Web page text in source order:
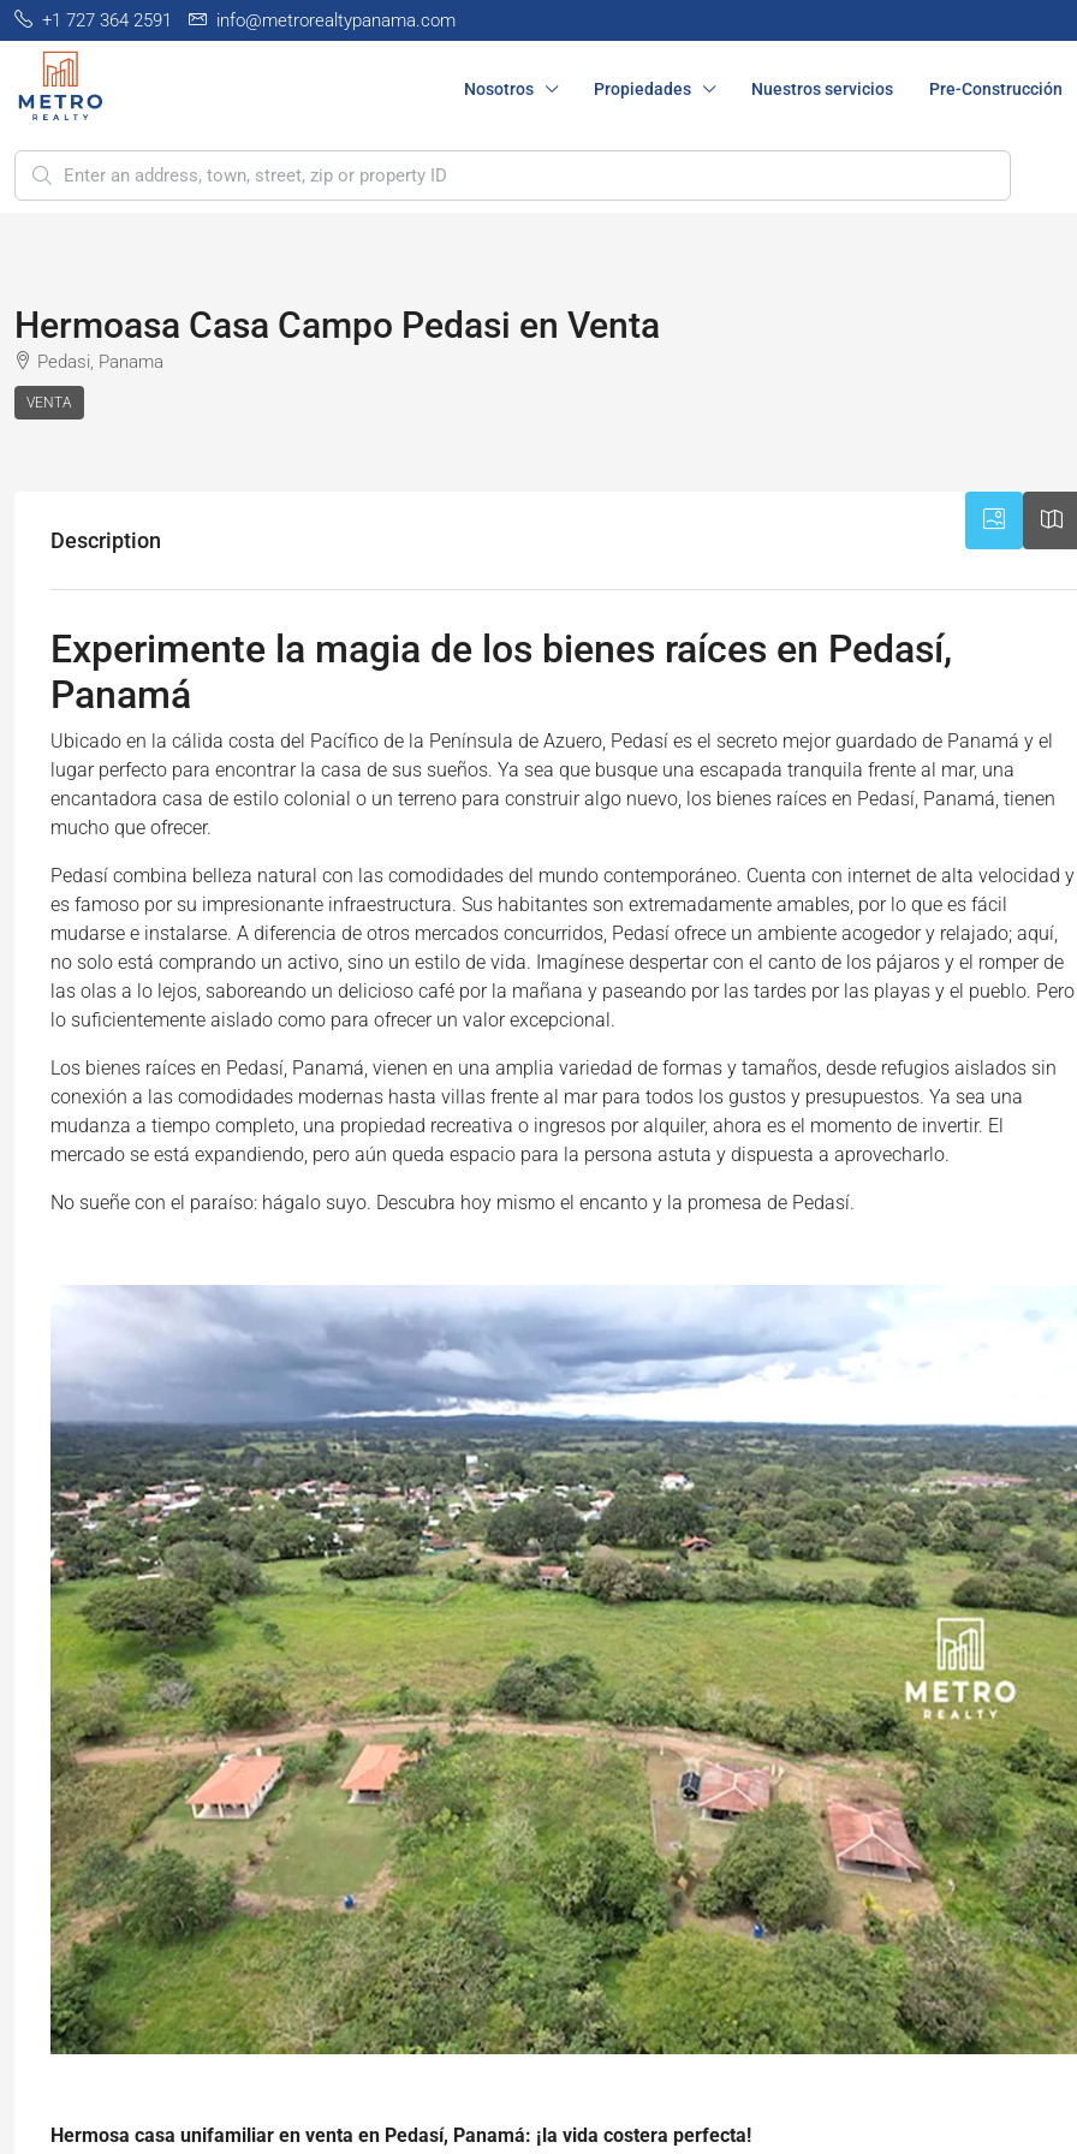
+1 727 364 2591 info@metrorealtypanama.com
Nosotros Propiedades Nuestros servicios Pre-Construcción
Hermoasa Casa Campo Pedasi en Venta
Pedasi, Panama
VENTA
Description
Experimente la magia de los bienes raíces en Pedasí,
Panamá
Ubicado en la cálida costa del Pacífico de la Península de Azuero, Pedasí es el secreto mejor guardado de Panamá y el
lugar perfecto para encontrar la casa de sus sueños. Ya sea que busque una escapada tranquila frente al mar, una
encantadora casa de estilo colonial o un terreno para construir algo nuevo, los bienes raíces en Pedasí, Panamá, tienen
mucho que ofrecer.
Pedasí combina belleza natural con las comodidades del mundo contemporáneo. Cuenta con internet de alta velocidad y
es famoso por su impresionante infraestructura. Sus habitantes son extremadamente amables, por lo que es fácil
mudarse e instalarse. A diferencia de otros mercados concurridos, Pedasí ofrece un ambiente acogedor y relajado; aquí,
no solo está comprando un activo, sino un estilo de vida. Imagínese despertar con el canto de los pájaros y el romper de
las olas a lo lejos, saboreando un delicioso café por la mañana y paseando por las tardes por las playas y el pueblo. Pero
lo suficientemente aislado como para ofrecer un valor excepcional.
Los bienes raíces en Pedasí, Panamá, vienen en una amplia variedad de formas y tamaños, desde refugios aislados sin
conexión a las comodidades modernas hasta villas frente al mar para todos los gustos y presupuestos. Ya sea una
mudanza a tiempo completo, una propiedad recreativa o ingresos por alquiler, ahora es el momento de invertir. El
mercado se está expandiendo, pero aún queda espacio para la persona astuta y dispuesta a aprovecharlo.
No sueñe con el paraíso: hágalo suyo. Descubra hoy mismo el encanto y la promesa de Pedasí.
Hermosa casa unifamiliar en venta en Pedasí, Panamá: ¡la vida costera perfecta!